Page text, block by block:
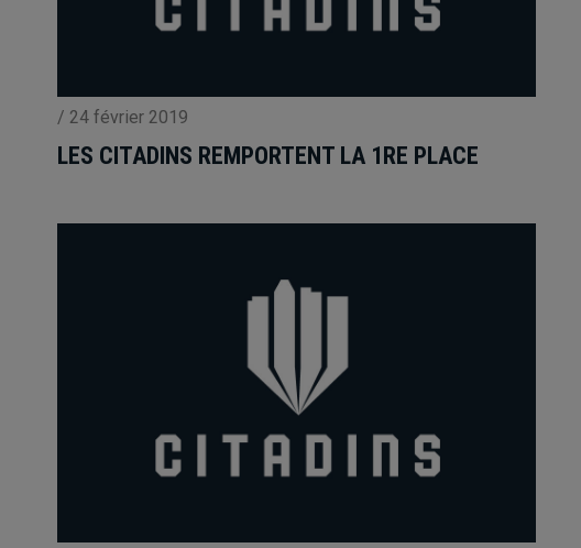
/ 24 février 2019
LES CITADINS REMPORTENT LA 1RE PLACE